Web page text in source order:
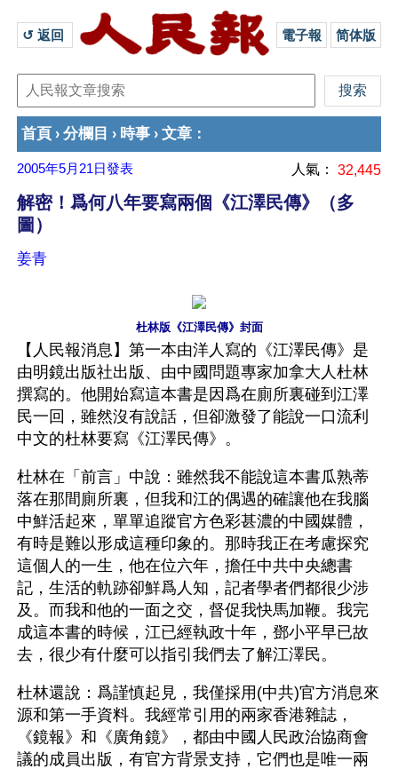
↺ 返回 電子報 简体版
首頁 › 分欄目 › 時事 › 文章 ：
2005年5月21日發表 人氣： 32,445
解密！爲何八年要寫兩個《江澤民傳》（多
圖）
姜青
杜林版《江澤民傳》封面
【人民報消息】第一本由洋人寫的《江澤民傳》是
由明鏡出版社出版、由中國問題專家加拿大人杜林
撰寫的。他開始寫這本書是因爲在廁所裏碰到江澤
民一回，雖然沒有說話，但卻激發了能說一口流利
中文的杜林要寫《江澤民傳》。
杜林在「前言」中說：雖然我不能說這本書瓜熟蒂
落在那間廁所裏，但我和江的偶遇的確讓他在我腦
中鮮活起來，單單追蹤官方色彩甚濃的中國媒體，
有時是難以形成這種印象的。那時我正在考慮探究
這個人的一生，他在位六年，擔任中共中央總書
記，生活的軌跡卻鮮爲人知，記者學者們都很少涉
及。而我和他的一面之交，督促我快馬加鞭。我完
成這本書的時候，江已經執政十年，鄧小平早已故
去，很少有什麼可以指引我們去了解江澤民。
杜林還說：爲謹慎起見，我僅採用(中共)官方消息來
源和第一手資料。我經常引用的兩家香港雜誌，
《鏡報》和《廣角鏡》，都由中國人民政治協商會
議的成員出版，有官方背景支持，它們也是唯一兩